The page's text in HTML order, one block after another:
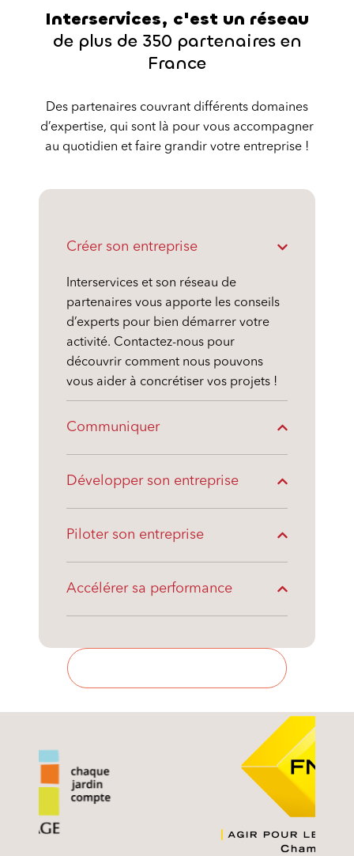
Interservices, c'est un réseau
de plus de 350 partenaires en
France
Des partenaires couvrant différents domaines
d’expertise, qui sont là pour vous accompagner
au quotidien et faire grandir votre entreprise !
Créer son entreprise
Interservices et son réseau de
partenaires vous apporte les conseils
d’experts pour bien démarrer votre
activité. Contactez-nous pour
découvrir comment nous pouvons
vous aider à concrétiser vos projets !
Communiquer
Développer son entreprise
Piloter son entreprise
Accélérer sa performance